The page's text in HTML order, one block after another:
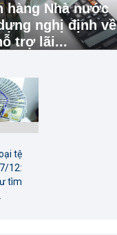
hàng Nhà nước
nghị định về
trợ lãi...
tệ
12:
tìm